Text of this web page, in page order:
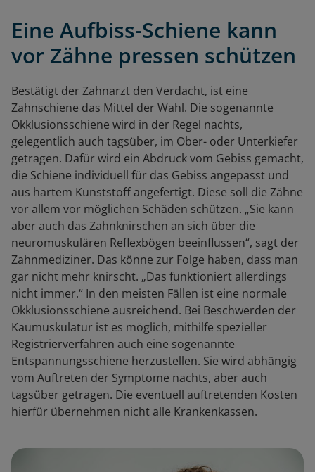
Eine Aufbiss-Schiene kann
vor Zähne pressen schützen
Bestätigt der Zahnarzt den Verdacht, ist eine
Zahnschiene das Mittel der Wahl. Die sogenannte
Okklusionsschiene wird in der Regel nachts,
gelegentlich auch tagsüber, im Ober- oder Unterkiefer
getragen. Dafür wird ein Abdruck vom Gebiss gemacht,
die Schiene individuell für das Gebiss angepasst und
aus hartem Kunststoff angefertigt. Diese soll die Zähne
vor allem vor möglichen Schäden schützen. „Sie kann
aber auch das Zahnknirschen an sich über die
neuromuskulären Reflexbögen beeinflussen“, sagt der
Zahnmediziner. Das könne zur Folge haben, dass man
gar nicht mehr knirscht. „Das funktioniert allerdings
nicht immer.“ In den meisten Fällen ist eine normale
Okklusionsschiene ausreichend. Bei Beschwerden der
Kaumuskulatur ist es möglich, mithilfe spezieller
Registrierverfahren auch eine sogenannte
Entspannungsschiene herzustellen. Sie wird abhängig
vom Auftreten der Symptome nachts, aber auch
tagsüber getragen. Die eventuell auftretenden Kosten
hierfür übernehmen nicht alle Krankenkassen.